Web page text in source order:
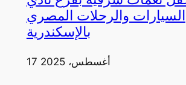
السيارات والرحلات المصري
بالإسكندرية
17 أغسطس، 2025